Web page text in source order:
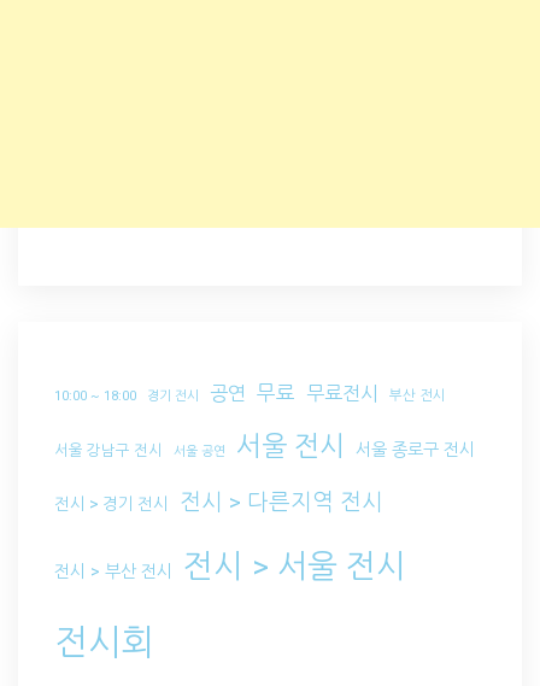
10:00 ~ 18:00 경기 전시 공연 무료 무료전시 부산 전시
서울 강남구 전시 서울 공연 서울 전시 서울 종로구 전시
전시 > 경기 전시 전시 > 다른지역 전시
전시 > 부산 전시 전시 > 서울 전시
전시회